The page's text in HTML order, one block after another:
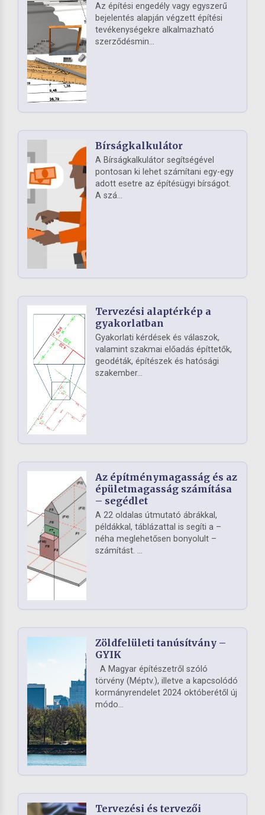
Az építési engedély vagy egyszerű
bejelentés alapján végzett építési
tevékenységekre alkalmazható
szerződésmin...
Bírságkalkulátor
A Bírságkalkulátor segítségével
pontosan ki lehet számítani egy-egy
adott esetre az építésügyi bírságot.
A szá...
Tervezési alaptérkép a
gyakorlatban
Gyakorlati kérdések és válaszok,
valamint szakmai előadás építtetők,
geodéták, építészek és hatósági
szakember...
Az építménymagasság és az
épületmagasság számítása
– segédlet
A 22 oldalas útmutató ábrákkal,
példákkal, táblázattal is segíti a –
néha meglehetősen bonyolult –
számítást. ...
Zöldfelületi tanúsítvány –
GYIK
A Magyar építészetről szóló
törvény (Méptv.), illetve a kapcsolódó
kormányrendelet 2024 októberétől új
módo...
Tervezési és tervezői